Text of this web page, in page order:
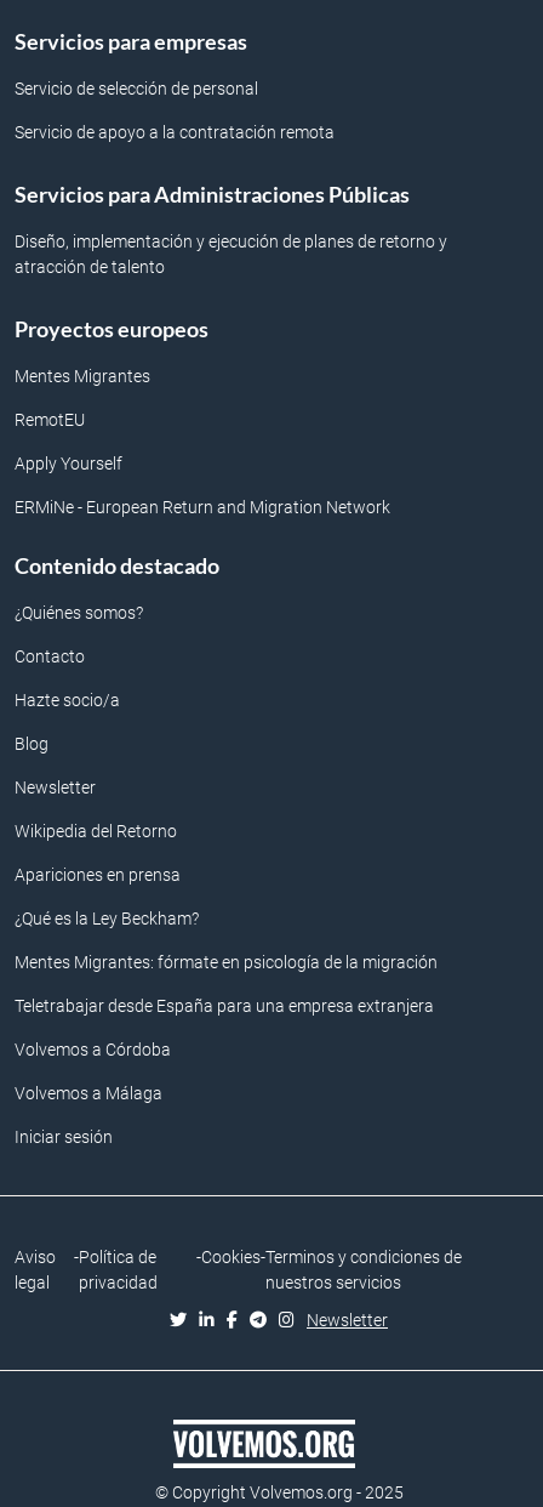
Servicios para empresas
Servicio de selección de personal
Servicio de apoyo a la contratación remota
Servicios para Administraciones Públicas
Diseño, implementación y ejecución de planes de retorno y
atracción de talento
Proyectos europeos
Mentes Migrantes
RemotEU
Apply Yourself
ERMiNe - European Return and Migration Network
Contenido destacado
¿Quiénes somos?
Contacto
Hazte socio/a
Blog
Newsletter
Wikipedia del Retorno
Apariciones en prensa
¿Qué es la Ley Beckham?
Mentes Migrantes: fórmate en psicología de la migración
Teletrabajar desde España para una empresa extranjera
Volvemos a Córdoba
Volvemos a Málaga
Iniciar sesión
Aviso
legal
-Política de
privacidad
-Cookies-Terminos y condiciones de
nuestros servicios
Newsletter
© Copyright Volvemos.org - 2025